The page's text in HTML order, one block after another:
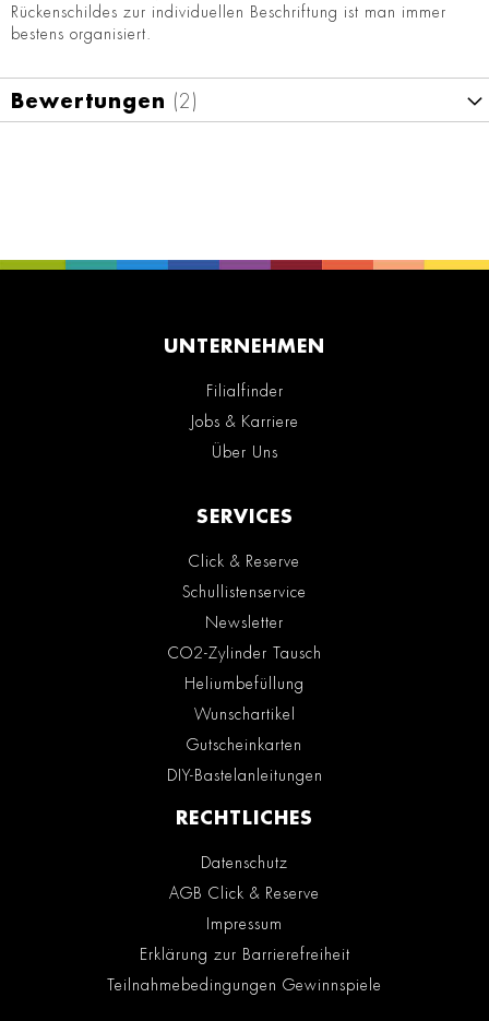
Rückenschildes zur individuellen Beschriftung ist man immer
bestens organisiert.
Bewertungen 2
UNTERNEHMEN
Filialfinder
Jobs & Karriere
Über Uns
SERVICES
Click & Reserve
Schullistenservice
Newsletter
CO2-Zylinder Tausch
Heliumbefüllung
Wunschartikel
Gutscheinkarten
DIY-Bastelanleitungen
RECHTLICHES
Datenschutz
AGB Click & Reserve
Impressum
Erklärung zur Barrierefreiheit
Teilnahmebedingungen Gewinnspiele